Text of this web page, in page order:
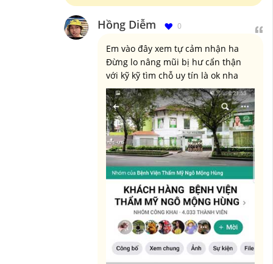
Hồng Diễm 0
Em vào đây xem tự cảm nhận ha
Đừng lo nâng mũi bị hư cẩn thận
với kỹ kỹ tìm chỗ uy tín là ok nha